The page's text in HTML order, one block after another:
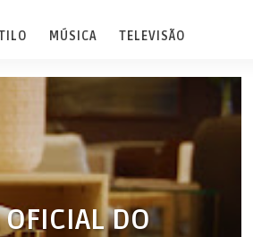
MÚSICA TELEVISÃO
DO